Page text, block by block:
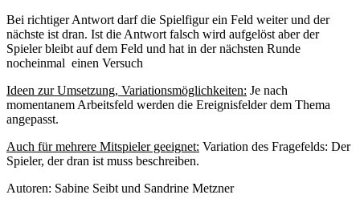
Bei richtiger Antwort darf die Spielfigur ein Feld weiter und der
nächste ist dran. Ist die Antwort falsch wird aufgelöst aber der
Spieler bleibt auf dem Feld und hat in der nächsten Runde
nocheinmal einen Versuch
Ideen zur Umsetzung, Variationsmöglichkeiten: Je nach
momentanem Arbeitsfeld werden die Ereignisfelder dem Thema
angepasst.
Auch für mehrere Mitspieler geeignet: Variation des Fragefelds: Der
Spieler, der dran ist muss beschreiben.
Autoren: Sabine Seibt und Sandrine Metzner